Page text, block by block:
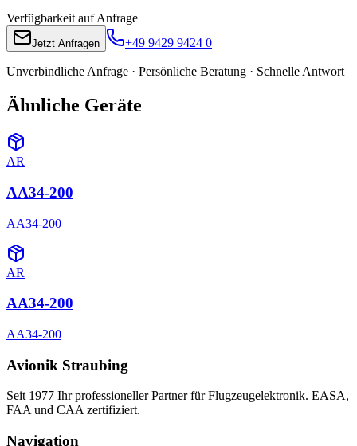
Verfügbarkeit auf Anfrage
Jetzt Anfragen +49 9429 9424 0
Unverbindliche Anfrage · Persönliche Beratung · Schnelle Antwort
Ähnliche Geräte
AR
AA34-200
AA34-200
AR
AA34-200
AA34-200
Avionik Straubing
Seit 1977 Ihr professioneller Partner für Flugzeugelektronik. EASA,
FAA und CAA zertifiziert.
Navigation